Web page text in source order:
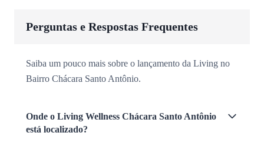
Perguntas e Respostas Frequentes
Saiba um pouco mais sobre o lançamento da Living no
Bairro Chácara Santo Antônio.
Onde o Living Wellness Chácara Santo Antônio
está localizado?